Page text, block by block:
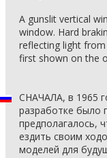
A gunslit vertical
window. Hard
reflecting light
first shown on the
СНАЧАЛА, в 1965
разработке было
предполагалось,
ездить своим
моделей для